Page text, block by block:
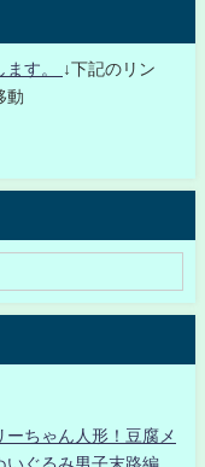
ます。
↓下記のリン
動
ちゃん人形！豆腐メ
いぐるみ男子末路編